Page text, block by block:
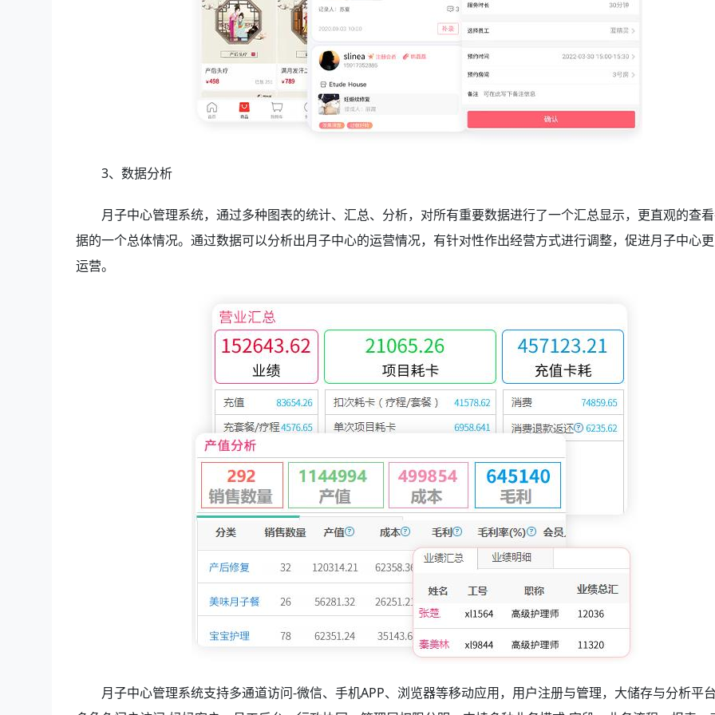
3、数据分析
月子中心管理系统，通过多种图表的统计、汇总、分析，对所有重要数据进行了一个汇总显示，更直观的查
据的一个总体情况。通过数据可以分析出月子中心的运营情况，有针对性作出经营方式进行调整，促进月子中心
运营。
月子中心管理系统支持多通道访问-微信、手机APP、浏览器等移动应用，用户注册与管理，大储存与分析平